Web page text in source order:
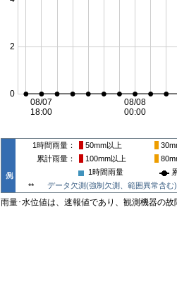
1時間雨量 50mm以上
累計雨量
100mm以上
1時間雨量
**
データ欠測(強制欠測、範囲異常含む)
雨量･水位値は、速報値であり、観測機器の